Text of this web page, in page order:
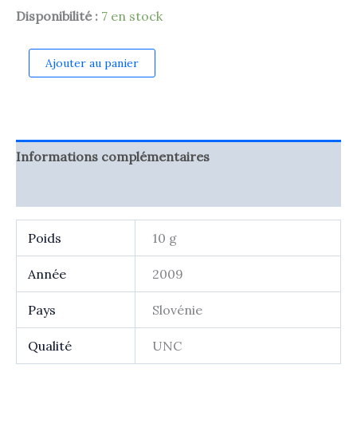
Disponibilité : 7 en stock
quantité
2009
Ajouter au panier
Informations complémentaires
Poids 10 g
Année 2009
Pays Slovénie
Qualité UNC